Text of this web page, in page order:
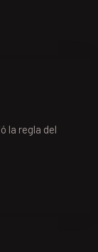
la regla del